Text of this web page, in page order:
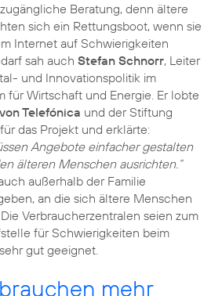
Beratung, denn ältere
sich ein Rettungsboot, wenn sie
Internet auf Schwierigkeiten
sah auch Stefan Schnorr, Leiter
und Innovationspolitik im
für Wirtschaft und Energie. Er lobte
Telefónica und der Stiftung
das Projekt und erklärte:
Angebote einfacher gestalten
älteren Menschen ausrichten.“
außerhalb der Familie
an die sich ältere Menschen
Verbraucherzentralen seien zum
für Schwierigkeiten beim
gut geeignet.
mehr